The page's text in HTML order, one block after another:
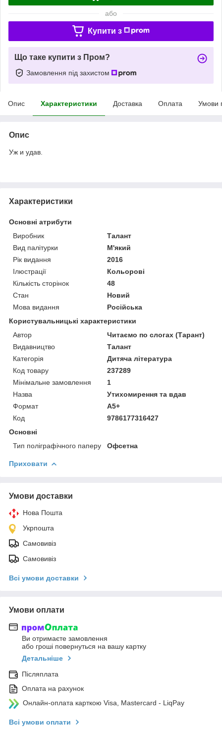
або
Купити з
Що таке купити з Пром?
Замовлення під захистом
Опис Характеристики Доставка Оплата Умови
Опис
Уж и удав.
Характеристики
Основні атрибути
Виробник
Талант
Вид палітурки
М'який
Рік видання
2016
Ілюстрації
Кольорові
Кількість сторінок
48
Стан
Новий
Мова видання
Російська
Користувальницькі характеристики
Автор
Читаємо по слогах (Тарант)
Видавництво
Талант
Категорія
Дитяча література
Код товару
237289
Мінімальне замовлення
1
Назва
Утихомирення та вдав
Формат
А5+
Код
9786177316427
Основні
Тип поліграфічного паперу
Офсетна
Приховати
Умови доставки
Нова Пошта
Укрпошта
Самовивіз
Самовивіз
Всі умови доставки
Умови оплати
Ви отримаєте замовлення
або гроші повернуться на вашу картку
Детальніше
Післяплата
Оплата на рахунок
Онлайн-оплата карткою Visa, Mastercard - LiqPay
Всі умови оплати